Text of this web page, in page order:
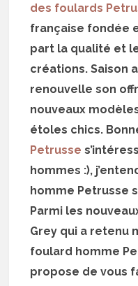
des foulards
française fondée
part la qualité et
créations. Saison
renouvelle son
nouveaux
étoles chics.
Petrusse
hommes :),
homme Petrusse
Parmi les
Grey qui a retenu
foulard homme
propose de vous